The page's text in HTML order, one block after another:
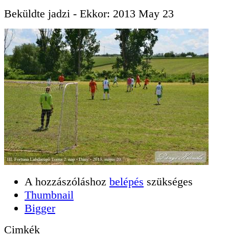
Beküldte jadzi - Ekkor: 2013 May 23
A hozzászóláshoz belépés szükséges
Thumbnail
Bigger
Cimkék